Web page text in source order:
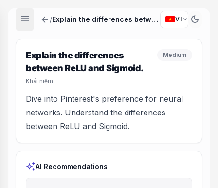
menu arrow_back / Explain the differences between ReLU and Sigmoid. VI expand_more dark_mode
Explain the differences
between ReLU and Sigmoid.
Khái niệm
Medium
Dive into Pinterest's preference for neural
networks. Understand the differences
between ReLU and Sigmoid.
auto_awesomeAI Recommendations